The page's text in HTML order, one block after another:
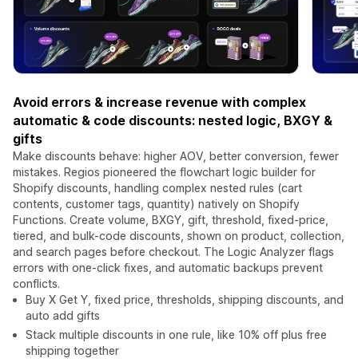
Avoid errors & increase revenue with complex
automatic & code discounts: nested logic, BXGY &
gifts
Make discounts behave: higher AOV, better conversion, fewer
mistakes. Regios pioneered the flowchart logic builder for
Shopify discounts, handling complex nested rules (cart
contents, customer tags, quantity) natively on Shopify
Functions. Create volume, BXGY, gift, threshold, fixed-price,
tiered, and bulk-code discounts, shown on product, collection,
and search pages before checkout. The Logic Analyzer flags
errors with one-click fixes, and automatic backups prevent
conflicts.
Buy X Get Y, fixed price, thresholds, shipping discounts, and
auto add gifts
Stack multiple discounts in one rule, like 10% off plus free
shipping together